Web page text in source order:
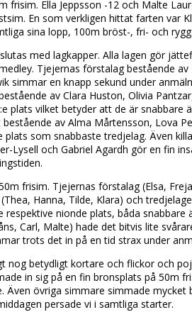
frisim. Ella Jeppsson -12 och Malte
En som verkligen hittat farten var
sina lopp, 100m bröst-, fri- och
med lagkapper. Alla lagen gör
Tjejernas förstalag bestående av
simmar en knapp sekund under
av Clara Huston, Olivia
plats vilket betyder att de är snabbare
av Alma Mårtensson, Lova
plats som snabbaste tredjelag. Även
Lysell och Gabriel Agardh gör en fin
frisim. Tjejernas förstalag (Elsa,
Hanna, Tilde, Klara) och
nionde plats, båda snabbare
Carl, Malte) hade det bitvis lite
trots det in på en tid strax under
nog betydligt kortare och flickor och
in sig på en fin bronsplats på 50m
Även övriga simmare simmade mycket
persade vi i samtliga starter.